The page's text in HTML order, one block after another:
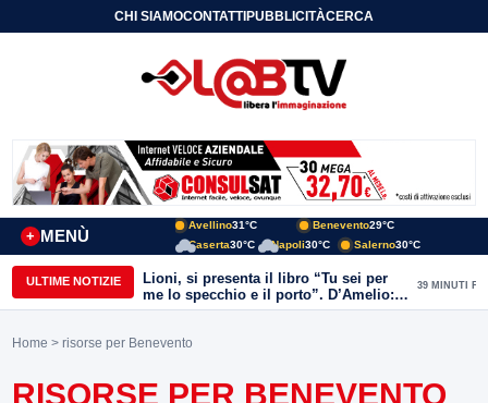
CHI SIAMOCONTATTIPUBBLICITÀCERCA
MENÙ
+
Avellino31°C Benevento29°C
Caserta30°C Napoli30°C Salerno30°C
ULTIME NOTIZIE
Lioni, si presenta il libro “Tu sei per
me lo specchio e il porto”. D’Amelio:
“Gettiamo un seme d’impegno futuro
39 MINUTI FA
Home > risorse per Benevento
RISORSE PER BENEVENTO